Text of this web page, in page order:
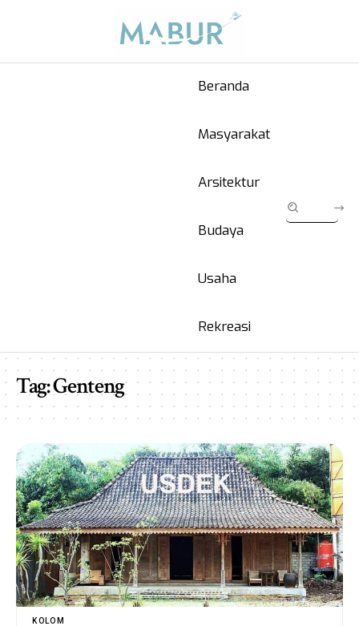
Beranda
Masyarakat
Arsitektur
Budaya
Usaha
Rekreasi
Tag:Genteng
KOLOM